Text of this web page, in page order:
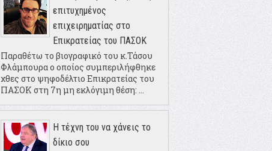
επιτυχημένος
επιχειρηματίας στο
Επικρατείας του ΠΑΣΟΚ
Παραθέτω το βιογραφικό του κ.Τάσου
Φλάμπουρα ο οποίος συμπεριλήφθηκε
χθες στο ψηφοδέλτιο Επικρατείας του
ΠΑΣΟΚ στη 7η μη εκλόγιμη θέση: ...
Η τέχνη του να χάνεις το
δίκιο σου